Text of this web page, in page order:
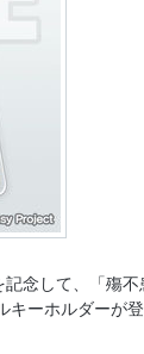
念して、「殤不
キーホルダーが登